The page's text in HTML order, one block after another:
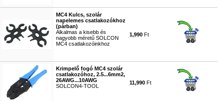
MC4 Kulcs, szolár
napelemes csatlakozókhoz
(párban)
Alkalmas a kisebb és
nagyobb méretű SOLCON
MC4 csatlakozóinkhoz
1,990 Ft
Krimpelő fogó MC4 szolár
csatlakozóhoz, 2.5...6mm2,
26AWG...10AWG
SOLCON4-TOOL
11,990 Ft